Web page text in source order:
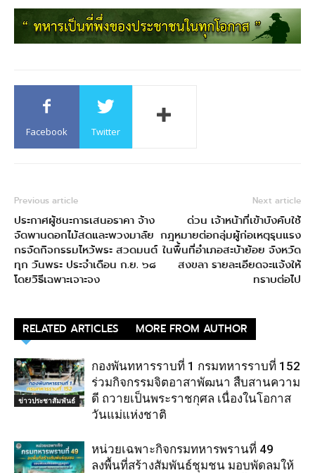
Facebook Twitter
Previous article
ประกาศผู้ชนะการเสนอราคา จ้าง
จัดพานดอกไม้สดและพวงมาลัย
กรจัดกิจกรรมไหว้พระ สวดมนต์
ทุก วันพระ ประจำเดือน ก.ย. ๖๘
โดยวิธีเฉพาะเจาะจง
Next article
ด่วน เจ้าหน้าที่เข้าบังคับใช้
กฎหมายต่อกลุ่มผู้ก่อเหตุรุนแรง
ในพื้นที่อำเภอสะบ้าย้อย จังหวัด
สงขลา รายละเอียดจะแจ้งให้
ทราบต่อไป
RELATED ARTICLES MORE FROM AUTHOR
ข่าวประชาสัมพันธ์
กองพันทหารราบที่ 1 กรมทหารราบที่ 152
ร่วมกิจกรรมจิตอาสาพัฒนา สืบสานความ
ดี ถวายเป็นพระราชกุศล เนื่องในโอกาส
วันแม่แห่งชาติ
หน่วยเฉพาะกิจกรมทหารพรานที่ 49
ลงพื้นที่สร้างสัมพันธ์ชุมชน มอบพัดลมให้